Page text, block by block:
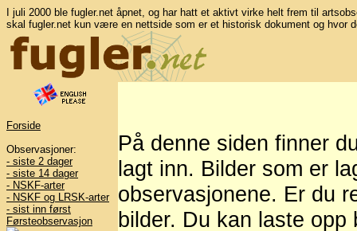
I juli 2000 ble fugler.net åpnet, og har hatt et aktivt virke helt frem til
skal fugler.net kun være en nettside som er et historisk dokument og hvor
Forside
Observasjoner:
- siste 2 dager
- siste 14 dager
- NSKF-arter
- NSKF og LRSK-arter
- sist inn først
Førsteobservasjon
På denne siden finner
lagt inn. Bilder som er
observasjonene. Er du
bilder. Du kan laste